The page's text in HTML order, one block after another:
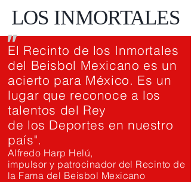
LOS INMORTALES
El Recinto de los Inmortales
del Beisbol Mexicano es un
acierto para México. Es un
lugar que reconoce a los
talentos del Rey
de los Deportes en nuestro
país".
Alfredo Harp Helú,
impulsor y patrocinador del Recinto de
la Fama del Beisbol Mexicano
"